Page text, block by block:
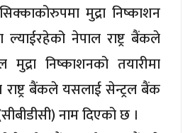
मुद्रा निष्काशन
नेपाल राष्ट्र बैंकले
निष्काशनको तयारीमा
बैंकले यसलाई सेन्ट्रल बैंक
नाम दिएको छ ।